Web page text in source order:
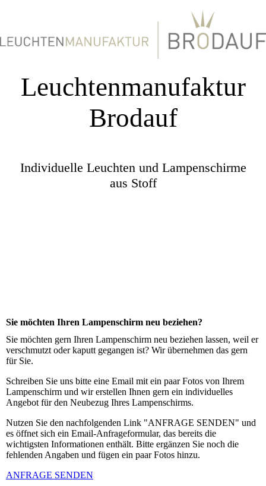
Leuchtenmanufaktur
Brodauf
Individuelle Leuchten und Lampenschirme
aus Stoff
Sie möchten Ihren Lampenschirm neu beziehen?
Sie möchten gern Ihren Lampenschirm neu beziehen lassen, weil er
verschmutzt oder kaputt gegangen ist? Wir übernehmen das gern
für Sie.
Schreiben Sie uns bitte eine Email mit ein paar Fotos von Ihrem
Lampenschirm und wir erstellen Ihnen gern ein individuelles
Angebot für den Neubezug Ihres Lampenschirms.
Nutzen Sie den nachfolgenden Link "ANFRAGE SENDEN" und
es öffnet sich ein Email-Anfrageformular, das bereits die
wichtigsten Informationen enthält. Bitte ergänzen Sie noch die
fehlenden Angaben und fügen ein paar Fotos hinzu.
ANFRAGE SENDEN